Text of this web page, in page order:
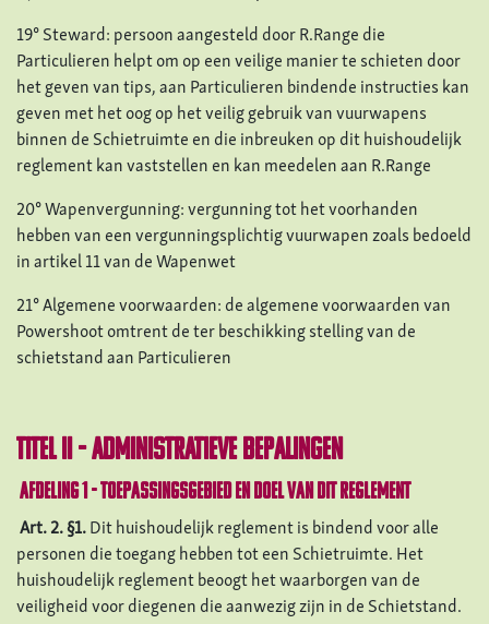
19° Steward: persoon aangesteld door R.Range die
Particulieren helpt om op een veilige manier te schieten door
het geven van tips, aan Particulieren bindende instructies kan
geven met het oog op het veilig gebruik van vuurwapens
binnen de Schietruimte en die inbreuken op dit huishoudelijk
reglement kan vaststellen en kan meedelen aan R.Range
20° Wapenvergunning: vergunning tot het voorhanden
hebben van een vergunningsplichtig vuurwapen zoals bedoeld
in artikel 11 van de Wapenwet
21° Algemene voorwaarden: de algemene voorwaarden van
Powershoot omtrent de ter beschikking stelling van de
schietstand aan Particulieren
TITEL II - Administratieve bepalingen
Afdeling 1 - Toepassingsgebied en doel van dit reglement
Art. 2.§1. Dit huishoudelijk reglement is bindend voor alle
personen die toegang hebben tot een Schietruimte. Het
huishoudelijk reglement beoogt het waarborgen van de
veiligheid voor diegenen die aanwezig zijn in de Schietstand.